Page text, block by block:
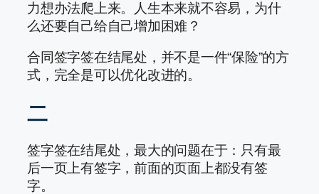
力想办法爬上来。人生本来就不容易，为什
么还要自己给自己增加困难？
合同签字签在结尾处，并不是一件“保险”的方
式，完全是可以优化改进的。
二
签字签在结尾处，最大的问题在于：只有最
后一页上有签字，前面的页面上都没有签
字。